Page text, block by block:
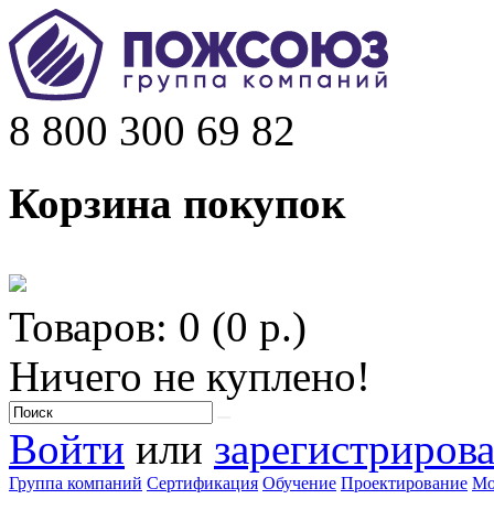
8 800 300 69 82
Корзина покупок
Товаров: 0 (0 р.)
Ничего не куплено!
Войти или
Группа компаний Сертификация Обучение Проектирование